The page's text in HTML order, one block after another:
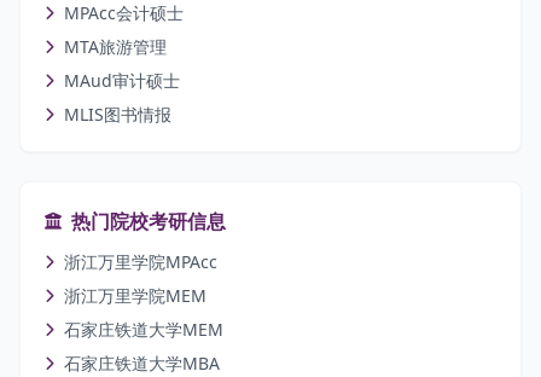
MPAcc会计硕士
MTA旅游管理
MAud审计硕士
MLIS图书情报
热门院校考研信息
浙江万里学院MPAcc
浙江万里学院MEM
石家庄铁道大学MEM
石家庄铁道大学MBA